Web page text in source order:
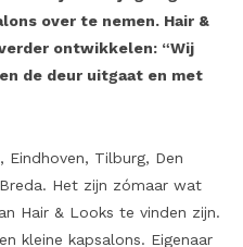
over te nemen. Hair &
ontwikkelen: “Wij
de deur uitgaat en met
Eindhoven, Tilburg, Den
Het zijn zómaar wat
Hair & Looks te vinden zijn.
kleine kapsalons. Eigenaar